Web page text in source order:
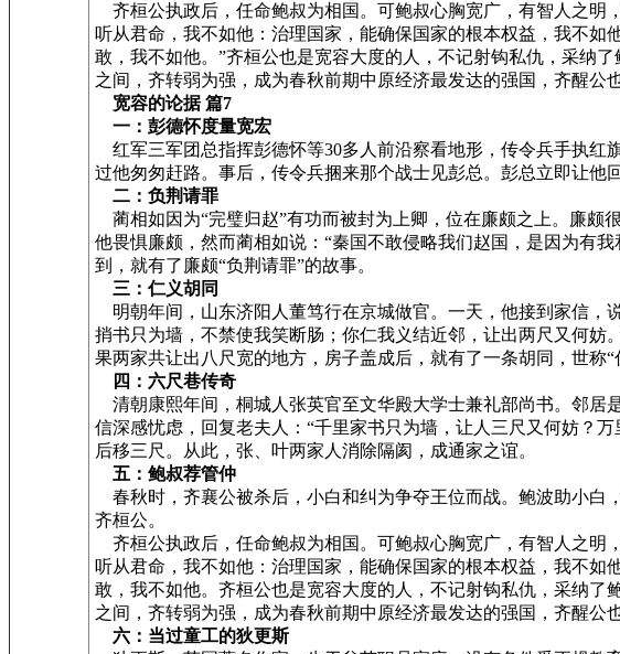
齐桓公执政后，任命鲍叔为相国。可鲍叔心胸宽广，有智人之明
听从君命，我不如他：治理国家，能确保国家的根本权益，我不
敢，我不如他。”齐桓公也是宽容大度的人，不记射钩私仇，采纳
之间，齐转弱为强，成为春秋前期中原经济最发达的强国，齐醒公
宽容的论据 篇7
一：彭德怀度量宽宏
红军三军团总指挥彭德怀等30多人前沿察看地形，传令兵手执红
过他匆匆赶路。事后，传令兵捆来那个战士见彭总。彭总立即让
二：负荆请罪
蔺相如因为“完璧归赵”有功而被封为上卿，位在廉颇之上。廉颇
他畏惧廉颇，然而蔺相如说：“秦国不敢侵略我们赵国，是因为有
到，就有了廉颇“负荆请罪”的故事。
三：仁义胡同
明朝年间，山东济阳人董笃行在京城做官。一天，他接到家信，
捎书只为墙，不禁使我笑断肠；你仁我义结近邻，让出两尺又何
果两家共让出八尺宽的地方，房子盖成后，就有了一条胡同，世称“
四：六尺巷传奇
清朝康熙年间，桐城人张英官至文华殿大学士兼礼部尚书。邻居
信深感忧虑，回复老夫人：“千里家书只为墙，让人三尺又何妨？
后移三尺。从此，张、叶两家人消除隔阂，成通家之谊。
五：鲍叔荐管仲
春秋时，齐襄公被杀后，小白和纠为争夺王位而战。鲍波助小白
齐桓公。
齐桓公执政后，任命鲍叔为相国。可鲍叔心胸宽广，有智人之明
听从君命，我不如他：治理国家，能确保国家的根本权益，我不
敢，我不如他。齐桓公也是宽容大度的人，不记射钩私仇，采纳
之间，齐转弱为强，成为春秋前期中原经济最发达的强国，齐醒公
六：当过童工的狄更斯